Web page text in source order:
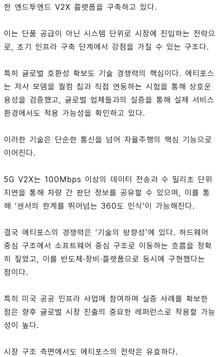
한 엔드투엔드 V2X 플랫폼을 구축하고 있다.
이는 단품 공급이 아닌 시스템 단위로 시장에 진입하는 전략으
로, 초기 인프라 구축 단계에서 강점을 가질 수 있는 구조다.
특히 글로벌 호환성 확보도 기술 경쟁력의 핵심이다. 에티포스
는 자사 모뎀을 퀄컴 칩과 직접 연동하는 시험을 통해 상호운
용성을 검증했고, 글로벌 업체들과의 실증을 통해 실제 서비스
환경에서도 적용 가능성을 확인하고 있다.
이러한 기술은 단순한 통신을 넘어 자율주행의 핵심 기능으로
이어진다.
5G V2X는 100Mbps 이상의 데이터 전송과 수 밀리초 단위
지연을 통해 차량 간 판단 정보를 공유할 수 있으며, 이를 통
해 ‘센서의 한계를 뛰어넘는 360도 인식’이 가능해진다.
결국 에티포스의 경쟁력은 ‘기술의 방향성’에 있다. 하드웨어
중심 구조에서 소프트웨어 중심 구조로 이동하는 흐름을 정확
히 짚었고, 이를 반도체·장비·플랫폼으로 동시에 구현했다는
점이다.
특히 미국 공공 인프라 사업에 참여하며 실증 사례를 확보한
점은 향후 글로벌 시장 진출의 중요한 레퍼런스로 작용할 가능
성이 높다.
시장 구조 측면에서도 에티포스의 전략은 유효하다.